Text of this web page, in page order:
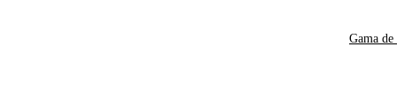
Gama de